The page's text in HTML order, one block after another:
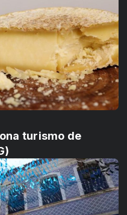
turismo de